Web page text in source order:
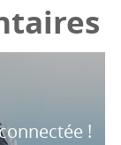
!